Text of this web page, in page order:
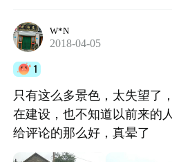
W*N
2018-04-05
1
只有这么多景色，太失望了
在建设，也不知道以前来的
给评论的那么好，真晕了